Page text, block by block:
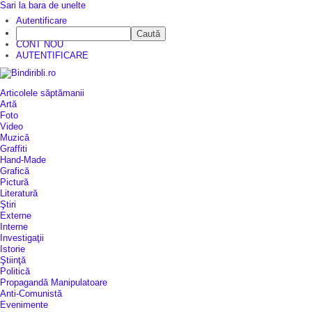
CONT NOU
AUTENTIFICARE
Articolele săptămanii
Artă
Foto
Video
Muzică
Graffiti
Hand-Made
Grafică
Pictură
Literatură
Ştiri
Externe
Interne
Investigaţii
Istorie
Ştiinţă
Politică
Propagandă Manipulatoare
Anti-Comunistă
Evenimente
Sari la bara de unelte
Autentificare
Caută